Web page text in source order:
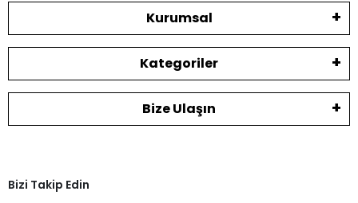
Kurumsal
Kategoriler
Bize Ulaşın
Bizi Takip Edin